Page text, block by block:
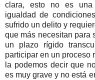
clara, esto no es una
igualdad de
sufrido un delito y
que más necesitan para
un plazo rígido
participar en un proceso
la podemos decir que
es muy grave y no está